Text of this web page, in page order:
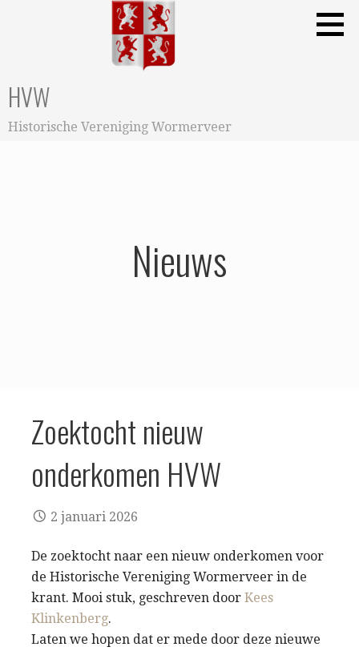
HVW
Historische Vereniging Wormerveer
Nieuws
Zoektocht nieuw
onderkomen HVW
2 januari 2026
De zoektocht naar een nieuw onderkomen voor
de Historische Vereniging Wormerveer in de
krant. Mooi stuk, geschreven door Kees
Klinkenberg.
Laten we hopen dat er mede door deze nieuwe